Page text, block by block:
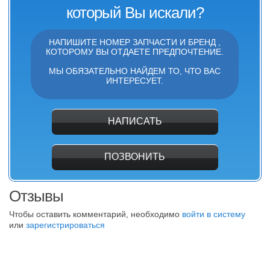
который Вы искали?
НАПИШИТЕ НОМЕР ЗАПЧАСТИ И БРЕНД ,
КОТОРОМУ ВЫ ОТДАЕТЕ ПРЕДПОЧТЕНИЕ.
МЫ ОБЯЗАТЕЛЬНО НАЙДЕМ ТО, ЧТО ВАС
ИНТЕРЕСУЕТ.
НАПИСАТЬ
ПОЗВОНИТЬ
Отзывы
Чтобы оставить комментарий, необходимо войти в систему
или зарегистрироваться